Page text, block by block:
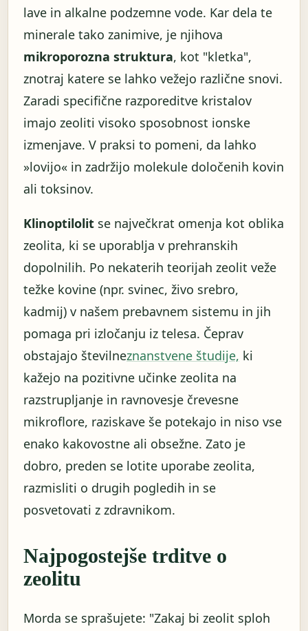
lave in alkalne podzemne vode. Kar dela te
minerale tako zanimive, je njihova
mikroporozna struktura, kot "kletka",
znotraj katere se lahko vežejo različne snovi.
Zaradi specifične razporeditve kristalov
imajo zeoliti visoko sposobnost ionske
izmenjave. V praksi to pomeni, da lahko
»lovijo« in zadržijo molekule določenih kovin
ali toksinov.
Klinoptilolit se največkrat omenja kot oblika
zeolita, ki se uporablja v prehranskih
dopolnilih. Po nekaterih teorijah zeolit ​​veže
težke kovine (npr. svinec, živo srebro,
kadmij) v našem prebavnem sistemu in jih
pomaga pri izločanju iz telesa. Čeprav
obstajajo številneznanstvene študije, ki
kažejo na pozitivne učinke zeolita na
razstrupljanje in ravnovesje črevesne
mikroflore, raziskave še potekajo in niso vse
enako kakovostne ali obsežne. Zato je
dobro, preden se lotite uporabe zeolita,
razmisliti o drugih pogledih in se
posvetovati z zdravnikom.
Najpogostejše trditve o
zeolitu
Morda se sprašujete: "Zakaj bi zeolit ​​sploh